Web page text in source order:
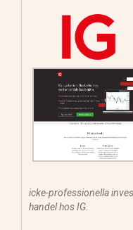
icke-professionella
handel hos IG.